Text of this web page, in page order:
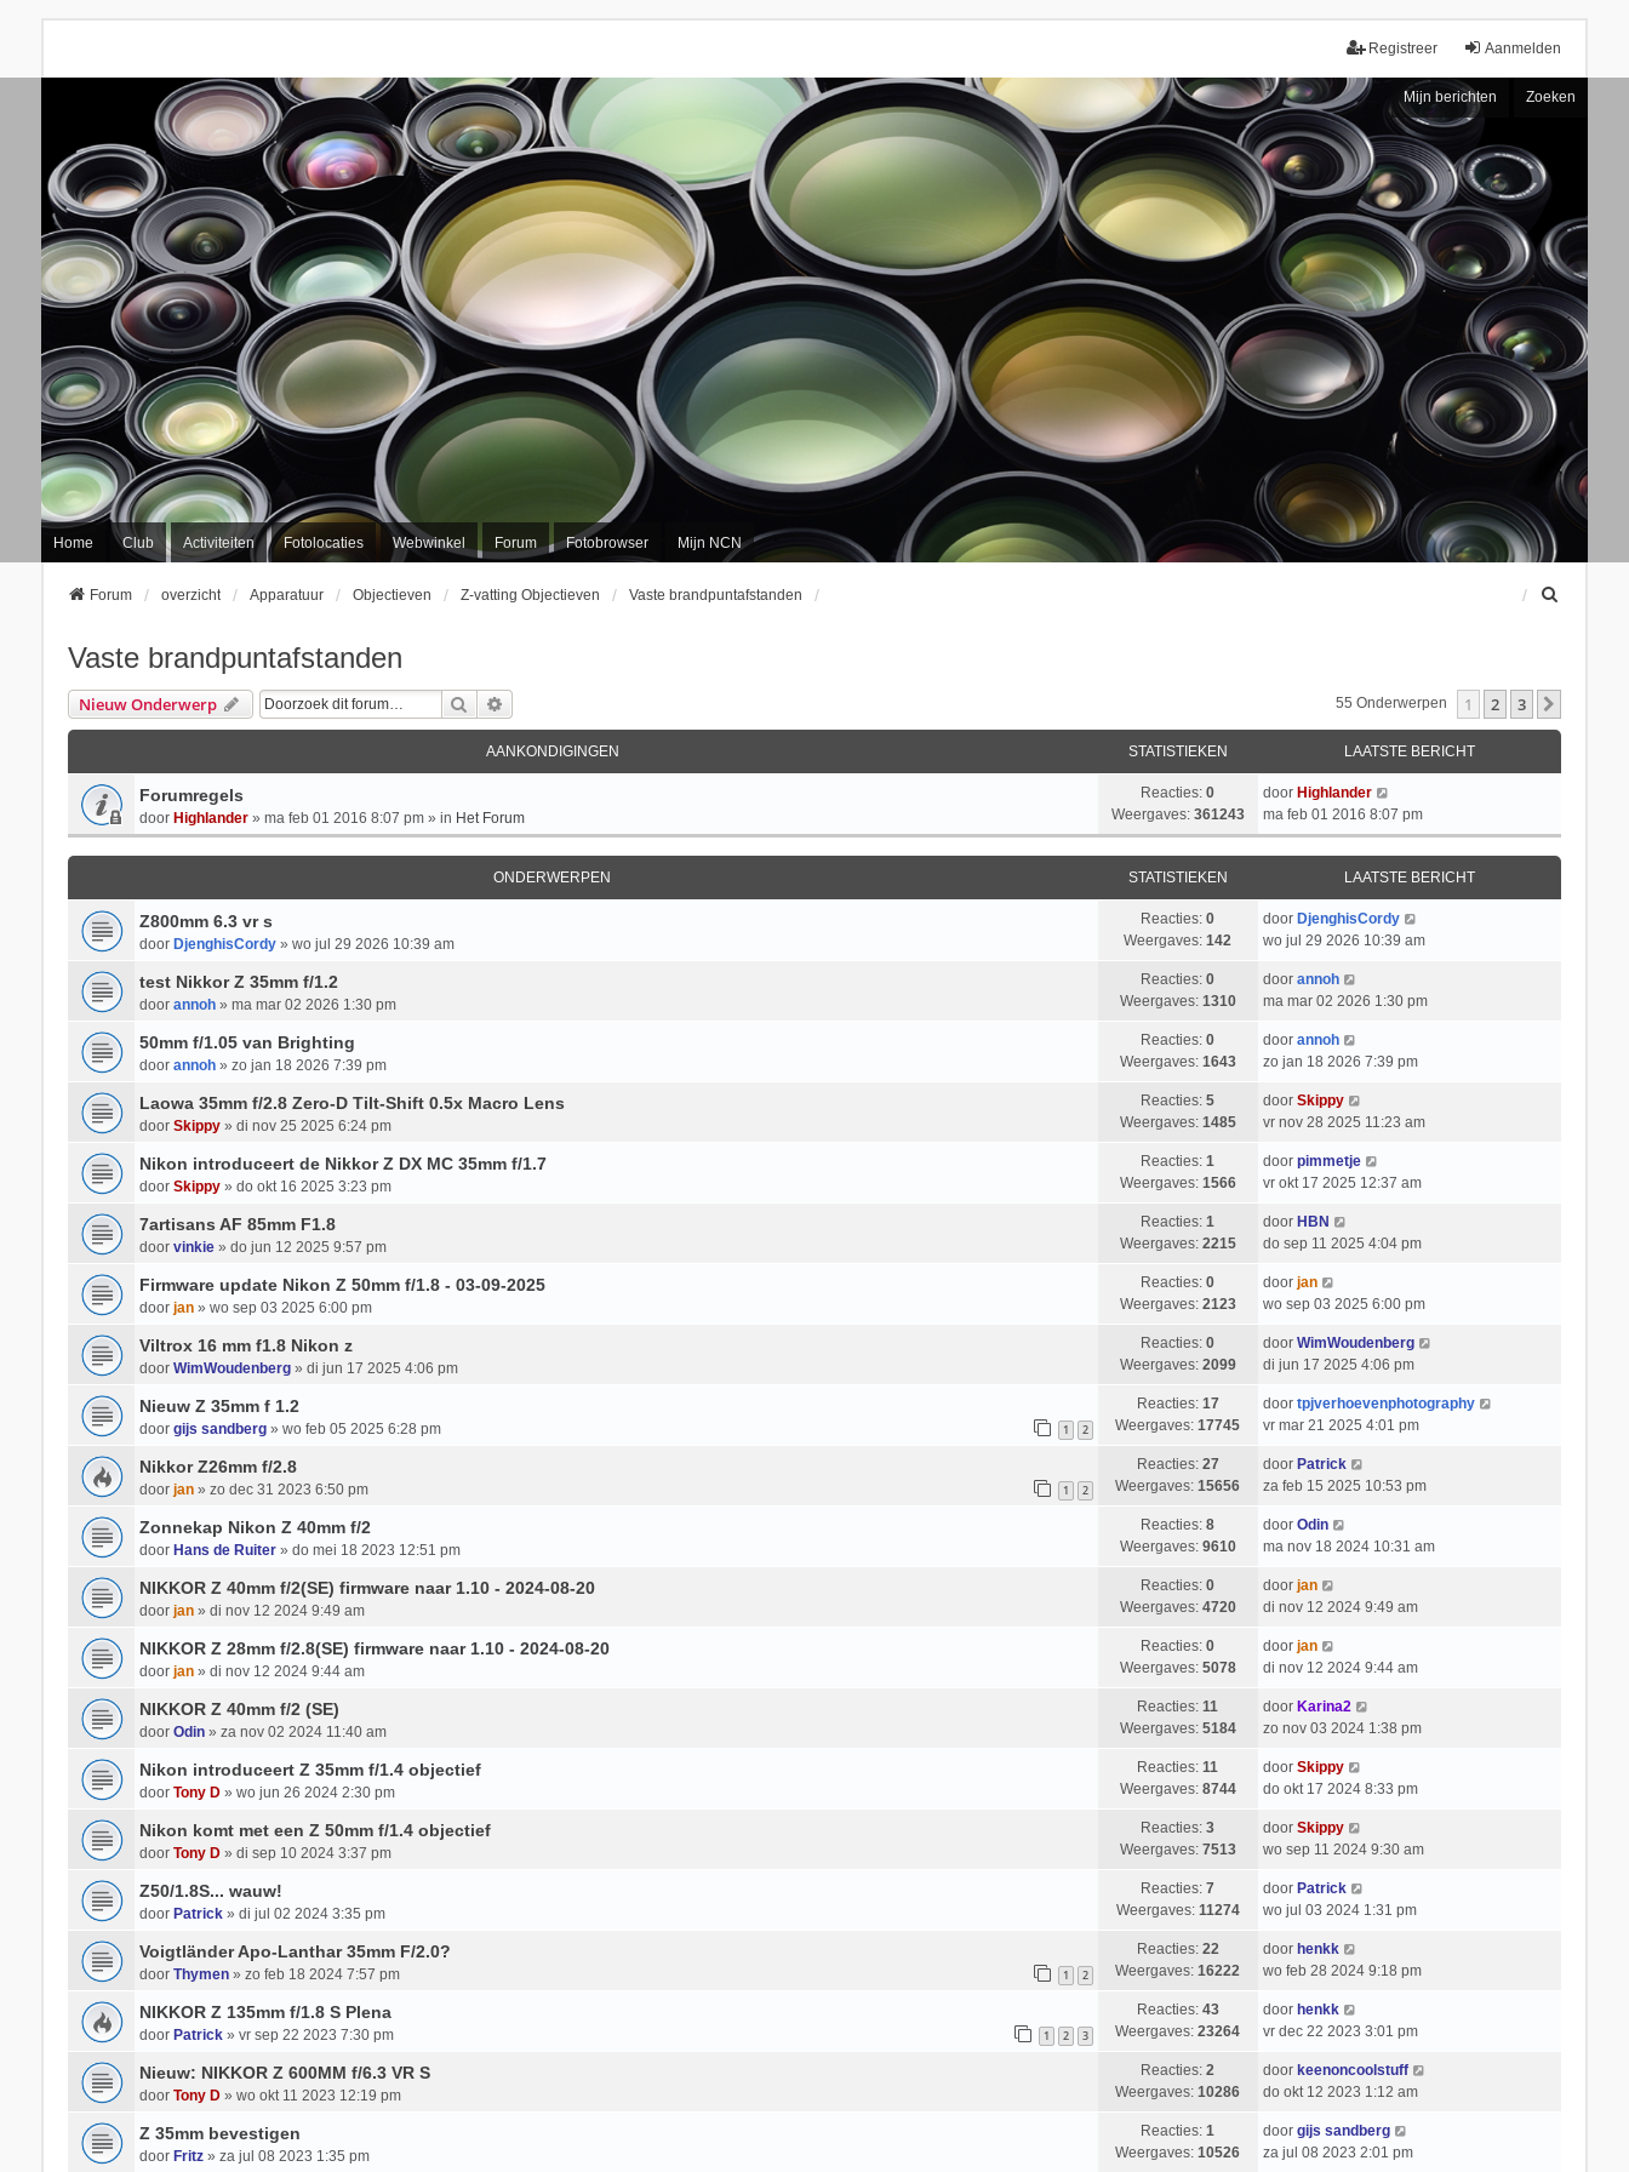
Aanmelden
Registreer
Mijn berichten Zoeken
Home Club Activiteiten Fotolocaties Webwinkel Forum Fotobrowser Mijn NCN
Forum overzicht Apparatuur Objectieven Z-vatting Objectieven Vaste brandpuntafstanden
Vaste brandpuntafstanden
Nieuw Onderwerp Zoek 55 Onderwerpen 1 2 3
AANKONDIGINGEN STATISTIEKEN LAATSTE BERICHT
Forumregels
door Highlander» ma feb 01 2016 8:07 pm » in Het Forum
Reacties:0
Weergaves: 361243
door Highlander
ma feb 01 2016 8:07 pm
ONDERWERPEN STATISTIEKEN LAATSTE BERICHT
Z800mm 6.3 vr s
door DjenghisCordy» wo jul 29 2026 10:39 am
Reacties:0
Weergaves:142
door DjenghisCordy
wo jul 29 2026 10:39 am
test Nikkor Z 35mm f/1.2
door annoh» ma mar 02 2026 1:30 pm
Reacties:0
Weergaves: 1310
door annoh
ma mar 02 2026 1:30 pm
50mm f/1.05 van Brighting
door annoh» zo jan 18 2026 7:39 pm
Reacties:0
Weergaves: 1643
door annoh
zo jan 18 2026 7:39 pm
Laowa 35mm f/2.8 Zero-D Tilt-Shift 0.5x Macro Lens
door Skippy» di nov 25 2025 6:24 pm
Reacties:5
Weergaves: 1485
door Skippy
vr nov 28 2025 11:23 am
Nikon introduceert de Nikkor Z DX MC 35mm f/1.7
door Skippy» do okt 16 2025 3:23 pm
Reacties:1
Weergaves: 1566
door pimmetje
vr okt 17 2025 12:37 am
7artisans AF 85mm F1.8
door vinkie» do jun 12 2025 9:57 pm
Reacties:1
Weergaves: 2215
door HBN
do sep 11 2025 4:04 pm
Firmware update Nikon Z 50mm f/1.8 - 03-09-2025
door jan» wo sep 03 2025 6:00 pm
Reacties:0
Weergaves: 2123
door jan
wo sep 03 2025 6:00 pm
Viltrox 16 mm f1.8 Nikon z
door WimWoudenberg» di jun 17 2025 4:06 pm
Reacties:0
Weergaves: 2099
door WimWoudenberg
di jun 17 2025 4:06 pm
Nieuw Z 35mm f 1.2
door gijs sandberg» wo feb 05 2025 6:28 pm 1 2
Reacties: 17
Weergaves:17745
door tpjverhoevenphotography
vr mar 21 2025 4:01 pm
Nikkor Z26mm f/2.8
door jan» zo dec 31 2023 6:50 pm 1 2
Reacties: 27
Weergaves:15656
door Patrick
za feb 15 2025 10:53 pm
Zonnekap Nikon Z 40mm f/2
door Hans de Ruiter» do mei 18 2023 12:51 pm
Reacties:8
Weergaves: 9610
door Odin
ma nov 18 2024 10:31 am
NIKKOR Z 40mm f/2(SE) firmware naar 1.10 - 2024-08-20
door jan» di nov 12 2024 9:49 am
Reacties:0
Weergaves: 4720
door jan
di nov 12 2024 9:49 am
NIKKOR Z 28mm f/2.8(SE) firmware naar 1.10 - 2024-08-20
door jan» di nov 12 2024 9:44 am
Reacties:0
Weergaves: 5078
door jan
di nov 12 2024 9:44 am
NIKKOR Z 40mm f/2 (SE)
door Odin» za nov 02 2024 11:40 am
Reacties:11
Weergaves: 5184
door Karina2
zo nov 03 2024 1:38 pm
Nikon introduceert Z 35mm f/1.4 objectief
door Tony D» wo jun 26 2024 2:30 pm
Reacties:11
Weergaves: 8744
door Skippy
do okt 17 2024 8:33 pm
Nikon komt met een Z 50mm f/1.4 objectief
door Tony D» di sep 10 2024 3:37 pm
Reacties:3
Weergaves: 7513
door Skippy
wo sep 11 2024 9:30 am
Z50/1.8S... wauw!
door Patrick» di jul 02 2024 3:35 pm
Reacties:7
Weergaves: 11274
door Patrick
wo jul 03 2024 1:31 pm
Voigtländer Apo-Lanthar 35mm F/2.0?
door Thymen» zo feb 18 2024 7:57 pm 1 2
Reacties: 22
Weergaves:16222
door henkk
wo feb 28 2024 9:18 pm
NIKKOR Z 135mm f/1.8 S Plena
door Patrick» vr sep 22 2023 7:30 pm 1 2 3
Reacties: 43
Weergaves:23264
door henkk
vr dec 22 2023 3:01 pm
Nieuw: NIKKOR Z 600MM f/6.3 VR S
door Tony D» wo okt 11 2023 12:19 pm
Reacties:2
Weergaves:10286
door keenoncoolstuff
do okt 12 2023 1:12 am
Z 35mm bevestigen
door Fritz» za jul 08 2023 1:35 pm
Reacties:1
Weergaves:10526
door gijs sandberg
za jul 08 2023 2:01 pm